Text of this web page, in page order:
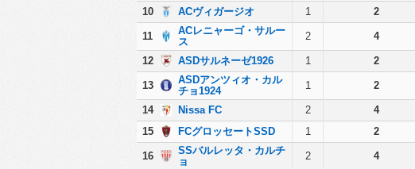
10 ACヴィガージオ 1 2
11
ACレニャーゴ・サルー
ス
2 4
12 ASDサルネーゼ1926 1 2
13
ASDアンツィオ・カル
チョ1924
1 2
14 Nissa FC 2 4
15
FCグロッセートSSD 1 2
16
SSバルレッタ・カルチ
ョ
2 4